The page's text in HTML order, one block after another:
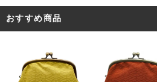
おすすめ商品